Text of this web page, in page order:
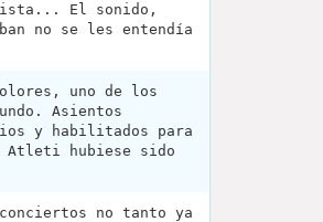
El sonido,
no se les entendía
uno de los
Asientos
y habilitados para
Atleti hubiese sido
no tanto ya